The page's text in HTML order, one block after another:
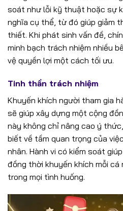
soát như lỗi kỹ thuật hoặc sự
nghĩa cụ thể, từ đó giúp giảm
thiết. Khi phát sinh vấn đề,
minh bạch trách nhiệm nhiều
vệ quyền lợi một cách tối ưu.
Tinh thần trách nhiệm
Khuyến khích người tham gia
sẽ giúp xây dựng một cộng
này không chỉ nâng cao ý
biết về tầm quan trọng của
nhân. Hành vi có kiểm soát
đồng thời khuyến khích mỗi cá
trong mọi tình huống.